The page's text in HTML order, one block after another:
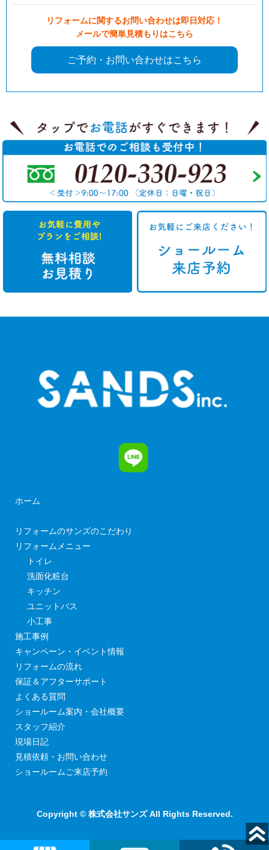
リフォームに関するお問い合わせは即日対応！
メールで簡単見積もりはこちら
ご予約・お問い合わせはこちら
ホーム
リフォームのサンズのこだわり
リフォームメニュー
トイレ
洗面化粧台
キッチン
ユニットバス
小工事
施工事例
キャンペーン・イベント情報
リフォームの流れ
保証＆アフターサポート
よくある質問
ショールーム案内・会社概要
スタッフ紹介
現場日記
見積依頼・お問い合わせ
ショールームご来店予約
Copyright © 株式会社サンズ All Rights Reserved.